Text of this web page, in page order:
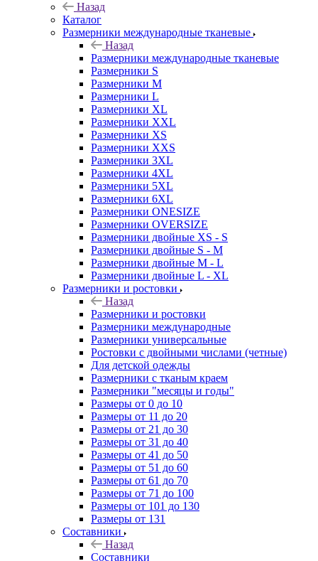
Назад
Каталог
Размерники международные тканевые
Назад
Размерники международные тканевые
Размерники S
Размерники M
Размерники L
Размерники XL
Размерники XXL
Размерники XS
Размерники XXS
Размерники 3XL
Размерники 4XL
Размерники 5XL
Размерники 6XL
Размерники ONESIZE
Размерники OVERSIZE
Размерники двойные XS - S
Размерники двойные S - M
Размерники двойные M - L
Размерники двойные L - XL
Размерники и ростовки
Назад
Размерники и ростовки
Размерники международные
Размерники универсальные
Ростовки с двойными числами (четные)
Для детской одежды
Размерники с тканым краем
Размерники "месяцы и годы"
Размеры от 0 до 10
Размеры от 11 до 20
Размеры от 21 до 30
Размеры от 31 до 40
Размеры от 41 до 50
Размеры от 51 до 60
Размеры от 61 до 70
Размеры от 71 до 100
Размеры от 101 до 130
Размеры от 131
Составники
Назад
Составники